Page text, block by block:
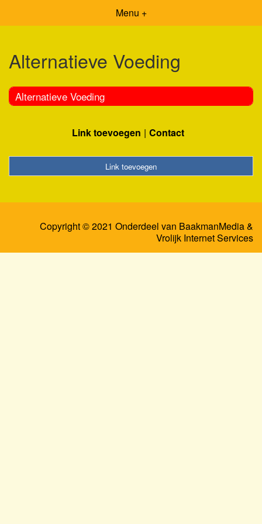
Menu +
Alternatieve Voeding
Alternatieve Voeding
Link toevoegen Contact
Link toevoegen
Copyright © 2021 Onderdeel van BaakmanMedia&
Vrolijk Internet Services